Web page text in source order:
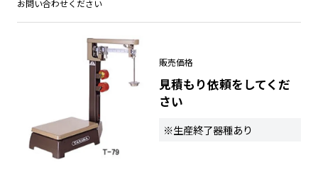
お問い合わせください
販売価格
見積もり依頼をしてくだ
さい
※生産終了器種あり